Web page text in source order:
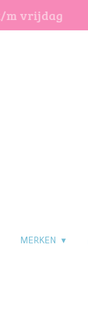
m vrijdag
MERKEN